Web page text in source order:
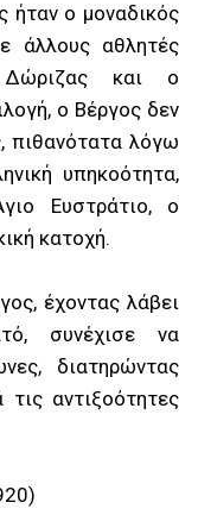
ήταν ο μοναδικός
άλλους αθλητές
και ο
ο Βέργος δεν
πιθανότατα λόγω
υπηκοότητα,
Ευστράτιο, ο
κατοχή.
έχοντας λάβει
συνέχισε να
διατηρώντας
αντιξοότητες